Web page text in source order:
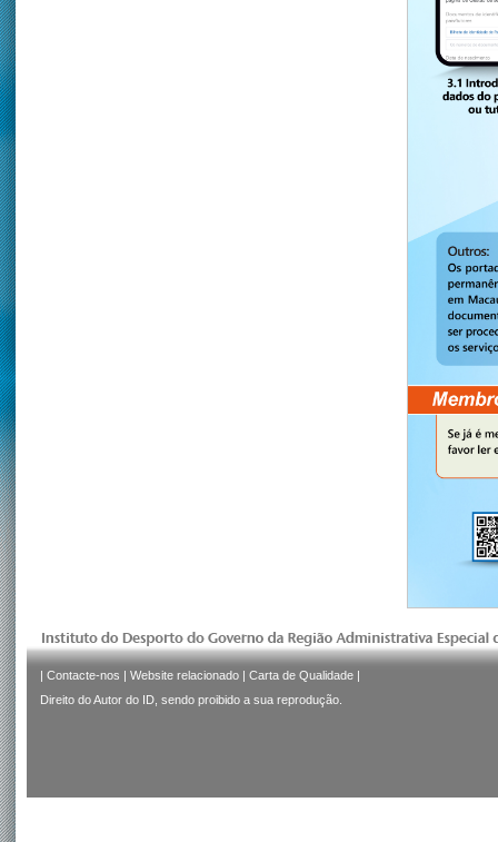
| Contacte-nos | Website relacionado | Carta de Qualidade |
Direito do Autor do ID, sendo proibido a sua reprodução.